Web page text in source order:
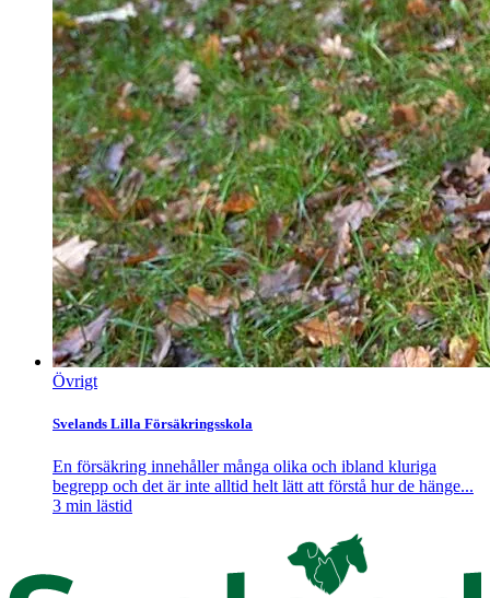
Övrigt
Svelands Lilla Försäkringsskola
En försäkring innehåller många olika och ibland kluriga
begrepp och det är inte alltid helt lätt att förstå hur de hänge...
3 min lästid